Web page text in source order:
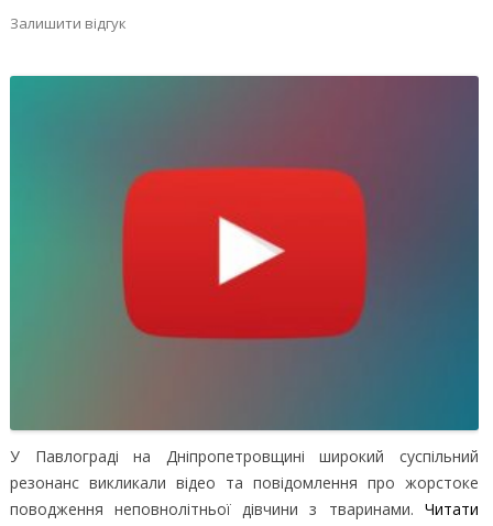
Залишити відгук
У Павлограді на Дніпропетровщині широкий суспільний
резонанс викликали відео та повідомлення про жорстоке
поводження неповнолітньої дівчини з тваринами. Читати